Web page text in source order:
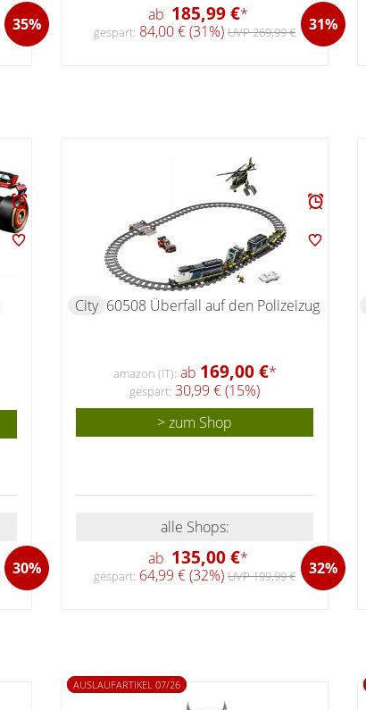
35%
ab 185,99 €* 31%
gespart: 84,00 € (31%) UVP 269,99 €
30%
City 60508 Überfall auf den Polizeizug
amazon (IT): ab 169,00 €*
gespart: 30,99 € (15%)
> zum Shop
alle Shops:
ab 135,00 €* 32%
gespart: 64,99 € (32%) UVP 199,99 €
AUSLAUFARTIKEL 07/26